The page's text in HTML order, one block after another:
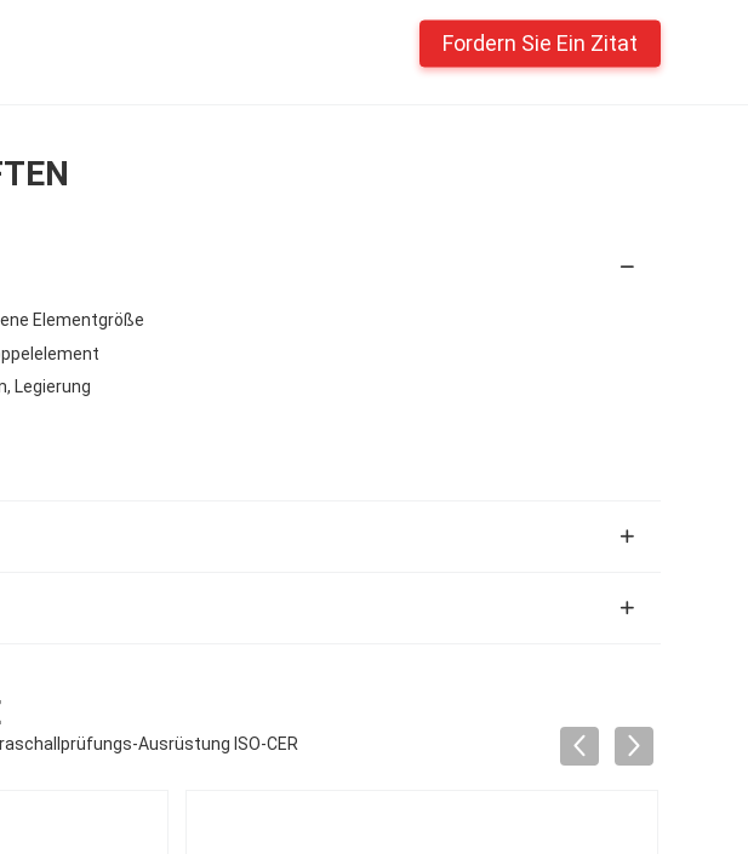
Fordern Sie Ein Zitat
Elementgröße
Legierung
Ausrüstung ISO-CER